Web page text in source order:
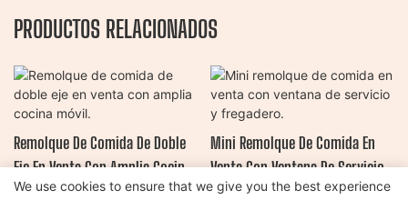
PRODUCTOS RELACIONADOS
Remolque De Comida De Doble
Eje En Venta Con Amplia Cocina
Móvil.
Mini Remolque De Comida En
Venta Con Ventana De Servicio Y
Fregadero.
We use cookies to ensure that we give you the best experience